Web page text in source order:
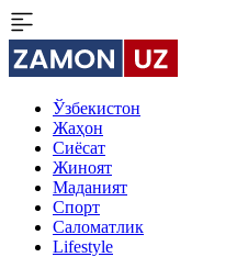
Ўзбекистон
Жаҳон
Сиёсат
Жиноят
Маданият
Спорт
Cаломатлик
Lifestyle